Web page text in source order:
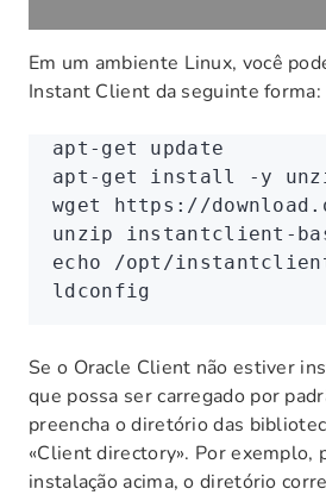
Em um ambiente Linux, você
Instant Client da seguinte forma:
apt-get
update
apt-get
install -y
wget
https://
unzip instantclient-
echo /opt/
ldconfig
Se o Oracle Client não estiver
que possa ser carregado por
preencha o diretório das
«Client directory». Por exemplo,
instalação acima, o diretório